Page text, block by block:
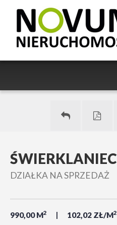
ŚWIERKLANIEC
DZIAŁKA NA SPRZEDAŻ
990,00 M2 102,02 ZŁ/M2